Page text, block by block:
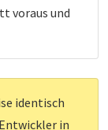
voraus und
identisch
in